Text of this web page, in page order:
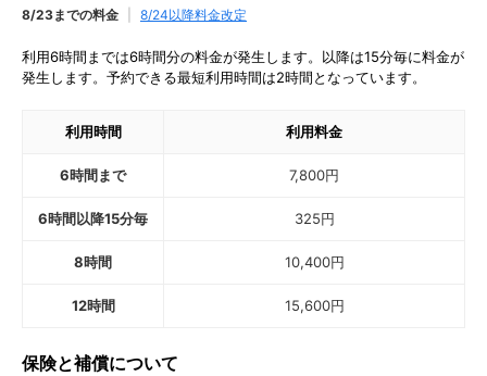
8/23までの料金 8/24以降料金改定
利用6時間までは6時間分の料金が発生します。以降は15分毎に料金が
発生します。予約できる最短利用時間は2時間となっています。
利用時間 利用料金
6時間まで 7,800円
6時間以降15分毎 325円
8時間 10,400円
12時間 15,600円
保険と補償について